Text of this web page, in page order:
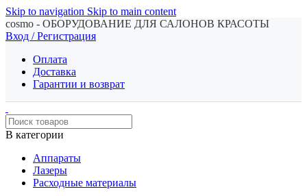
Skip to navigation Skip to main content
cosmo - ОБОРУДОВАНИЕ ДЛЯ САЛОНОВ КРАСОТЫ
Вход / Регистрация
Оплата
Доставка
Гарантии и возврат
В категории
Аппараты
Лазеры
Расходные материалы